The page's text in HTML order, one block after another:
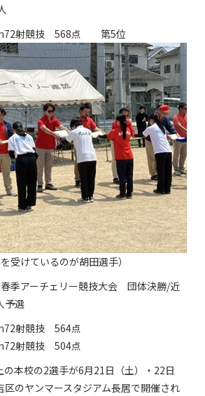
射競技 568点 第5位
受けているのが胡田選手）
季アーチェリー競技大会 団体決勝/近
予選
射競技 564点
射競技 504点
の本校の2選手が6月21日（土）・22日
区のヤンマースタジアム長居で開催され